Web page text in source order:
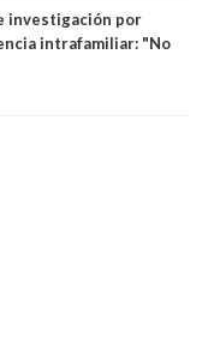
investigación por
intrafamiliar: "No
Supremo